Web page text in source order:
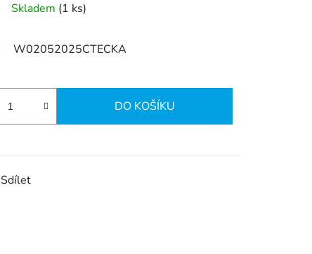
Skladem (1 ks)
W02052025CTECKA
DO KOŠÍKU
Sdílet